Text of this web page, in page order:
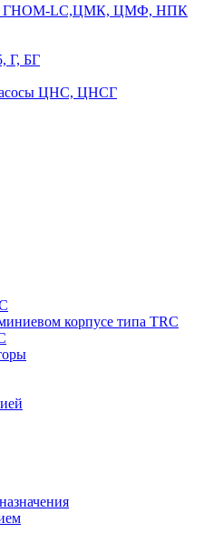
ГНОМ-LC,ЦМК, ЦМФ, НПК
Г, БГ
ЦНС, ЦНСГ
корпусе типа TRC